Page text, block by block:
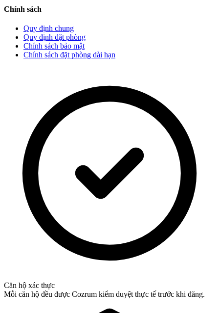
Chính sách
Quy định chung
Quy định đặt phòng
Chính sách bảo mật
Chính sách đặt phòng dài hạn
Căn hộ xác thực
Mỗi căn hộ đều được Cozrum kiểm duyệt thực tế trước khi đăng.